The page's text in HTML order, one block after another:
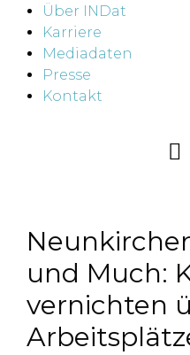
Über INDat
Karriere
Mediadaten
Presse
Kontakt
und Much:
vernichten